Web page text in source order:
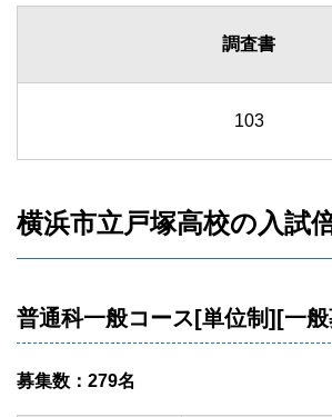
調査書
103
横浜市立戸塚高校の入試
普通科一般コース[単位制][一
募集数：279名